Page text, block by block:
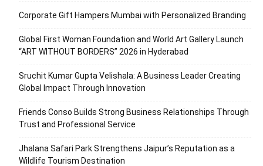
Corporate Gift Hampers Mumbai with Personalized Branding
Global First Woman Foundation and World Art Gallery Launch
“ART WITHOUT BORDERS” 2026 in Hyderabad
Sruchit Kumar Gupta Velishala: A Business Leader Creating
Global Impact Through Innovation
Friends Conso Builds Strong Business Relationships Through
Trust and Professional Service
Jhalana Safari Park Strengthens Jaipur’s Reputation as a
Wildlife Tourism Destination